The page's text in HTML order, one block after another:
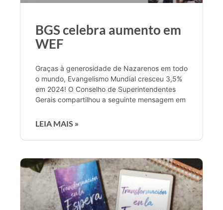
BGS celebra aumento em
WEF
Graças à generosidade de Nazarenos em todo
o mundo, Evangelismo Mundial cresceu 3,5%
em 2024! O Conselho de Superintendentes
Gerais compartilhou a seguinte mensagem em
LEIA MAIS »